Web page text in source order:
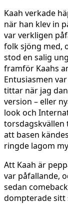
Kaah verkade
när han klev in
var verkligen
folk sjöng med,
stod en salig
framför Kaahs
Entusiasmen
tittar när jag
version – eller
look och
torsdagskvällen
att basen
ringde lagom
Att Kaah är
var påfallande,
sedan
dompterade sitt